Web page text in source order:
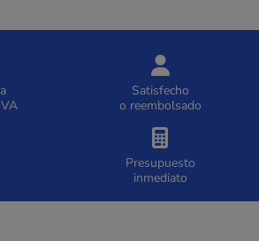
Satisfecho
o reembolsado
Presupuesto
inmediato